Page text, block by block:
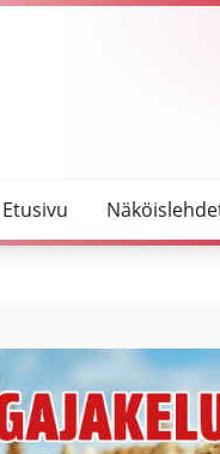
Etusivu